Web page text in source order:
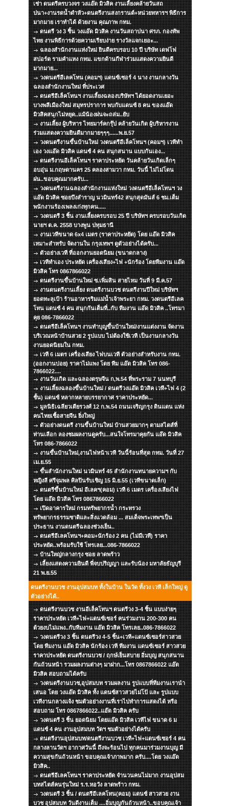
เช่า ดนตรีครบวงจร วงแอ๊ด มิวสิค งานเลี้ยงคล้ายวันสถ
ปนา+งานรดน้ำดำหัว+ดนตรีงานสงกรานต์+หน่วยทหารฯ พิธีการ
มากมาย เราทำได้ ด้วยงาน คุณภาพ กทม.
ดนตรี วง 3 ชิ้น วงแอ๊ด มิวสิค งานวันสถาปนา ศรภ. กองทัพ
ไทย งานพิธีการด้วยความเรียบง่าย รางวัลแจกเยอะ...
ฉลองสำนักงานแห่งใหม่ ยินดีครบรอบ 10 ปี บริษัท เดฟโฟ
สปอร์ต รามคำแหง กทม. แขกด้านกีฬาร่วมแสดงความยินดี
มากมาย...
วงดนตรีอีเลคโทน (คอมฯ) แดนซ์เซอร์ 4 นาง งานกลางวัน
ฉลองสำนักงานใหม่ ที่ประเวศ
ดนตรีอีเล็คโทนฯ งานเลี้ยงฉลองบริษัทฯ ได้ยอดงานเยอะ
บางพลีเมืองใหม่ สมุทรปราการ พบกับแดนซ์ 8 คน ของแอ๊ด
มิวสิคสนุกไม่หยุด..แม้น้องฝนจะถล่ม..ยับ
งานเลี้ยง ผู้บริหาร ไทยมาร์คกรุ๊ป คล้ายวันเกิด ผู้บริหารงาน
ร่วมแสดงความยินดีมากมายๆๆๆ......พ.ย.57
วงดนตรีงานขึ้นบ้านใหม่ วงดนตรีอีเล็คโทนฯ (คอมฯ) เวทีทำ
เอง วงแอ๊ด มิวสิค แดนซ์ 4 คน สนุกสนาน แบบกันเอง...
ดนตรีงานอีเล็คโทนฯ ราคาประหยัด วันคล้ายวันเกิดเล็กๆ
อบอุ่น ม.กฤษดานคร 25 คลองสามวา กทม. วันนี้ ไม่ไม่โดน
ฝน..ขอบคุณมากครับ...
วงดนตรีงานฉลองสำนักงานแห่งใหม่ วงดนตรีอีเล็คโทนฯ วง
แอ๊ด มิวสิค ซอยบึงสำราญ นวมินทร์42 สนุกสุดมันส์ 6 ชม.เต็ม
พนักงานร้องเพลงเก่งทุกคน.....
วงดนตรี 3 ชิ้น งานเลี้ยงครบรอบ 25 ปี บริษัทฯ ครบรอบวันเกิด
นายฯ ต.ค. 2558 บางพูน ปทุมธานี
งานเวทีขนาด 6x4 เมตร (ราคาประหยัด) โดย แอ๊ด มิวสิค
เหมาะสำหรับ จัดงานใน กรุงเทพฯ ดูตัวอย่างได้ครับ...
ตัวอย่างเวที ที่ออกงานยอดนิยม (ขนาดกลาง)
เวทีทำเอง ประหยัด เครื่องเสียง+ไฟ +นักร้อง โดยทีมงาน แอ๊ด
มิวสิค โทร 0867866022
ดนตรีงานขึ้นบ้านใหม่ ซ.เพิ่มสิน สายไหม วันที่ 9 มี.ค.57
งานดนตรีงานเลี้ยง ดนตรีงานบวช ดนตรีงานปีใหม่ บริษัทฯ
ยอดทะลุเป้า ร้านอาหารริมแม่น้ำเจ้าพระยา กทม. วงดนตรีอีเลค
โทน แดนซ์ 4 คน สนุกกันเต็มที่..กับ ทีมงาน แอ๊ด มิวสิค ..โทรมา
คุย 086-7866022
ดนตรีอีเล็คโทนฯ งานทำบุญขึ้นบ้านใหม่/งานแต่งงาน จัดงาน
บริเวณหน้าบ้านสวย 2 รูปแบบ ไม่ต้องใช้เวที เป็นงานกลางวัน
งานยอดนิยมใน กทม.
เวที 6 เมตร เครื่องเสียง ไฟบนเวที ตัวอย่างสำหรับงาน กทม.
(ออกงานบ่อย) ราคาไม่แพง โดย ทีม แอ๊ด มิวสิค โทร 086-
7866022....
งานวันเกิด และฉลองตรุษจีน ก,พ.54 ที่พระราม 7 นนทบุรี
งานเลี้ยงฉลองขึ้นบ้านใหม่ / ดนตรีวงแอ๊ด มิวสิค เวที+ไฟ 4 (2
ชั้น) แดนซ์ หลากหลายบรรยากาศ ราคาประหยัด...
มูลนิธิเฉลียวเตียรวงศ์ 12 ก.พ.54 ถนนเจริญกรุง ดินแดน แห่ง
คนไทยเชื้อสายจีน ยิ่งใหญ่
ตัวอย่างดนตรี งานขึ้นบ้านใหม่ บ้านสวยมากๆ ตามสไตส์ที่
ท่านเลือก ลองชมผลงานดูครับ...สนใจโทรมาคุยกัน แอ๊ด มิวสิค
โทร 086-7866022
งานขึ้นบ้านใหม่,งานไฟหน้าเวที วันนี้ร้อนที่สุด กทม. วันที่ 27
เม.ย.55
ขึ้นสำนักงานใหม่ นวมินทร์ 45 สำนักงานทนายความฯ กับ
หญิงลี ศรีจุมพล ศิลปินรับเชิญ 15 มิ.ย.55 (เวทีขนาดเล็ก)
ดนตรีขึ้นบ้านใหม่ อีเลคฯ(คอม) เวที 6 เมตร เครื่องเสียงไฟ
โดย แอ๊ด มิวสิค โทร 0867866022
เปิดอาคารใหม่ กรมทรัพยากรน้ำ กระทรวง
ทรัพยากรธรรมชาติและสิ่งแวดล้อม ... สมเด็จพระเทพฯเป็น
ประธาน งานดนตรีฉลองช่วงเย็น..
ดนตรีอีเลคโทนฯ+คอม+นักร้อง 2 คน (ไม่มีเวที) ราคา
ประหยัด..พร้อมรับใช้ โทรเลย...086-7866022
บ้านใหญ่กลางกรุง ซอย ลาดพร้าว
เลี้ยงแสดงความยินดี พี่จบปริญญา และรับน้อง มหาลัยธัญบุรี
21 พ.ย.55
ดนตรีงานบวช งานอุปสมบท ทั้งในบ้าน ในวัด ทั้งวง เวที เล็กใหญ่ ดู
ตัวอย่างได้..
ดนตรีงานบวช งานอีเล็คโทนฯ ดนตรีวง 3-4 ชิ้น แบบง่ายๆ
ราคาประหยัด เวที+ไฟ+แดนซ์เซอร์ คนร่วมงาน 200-300 คน
ด้วยงบไม่แพง..กับทีมงาน แอ๊ด มิวสิค โทรเลย..086-7866022
วงดนตรีวง 3 ชิ้น ดนตรีวง 4-5 ชิ้น+เวที+แดนซ์เซอร์สาวสวย
โดย ทีมงาน แอ๊ด มิวสิค นักร้อง เวที ทีมงาน แดนซ์เซอร์ สาวสวย
ราคาประหยัด ดนตรีงานบวช / ฤกษ์เย็นสบาย อิ่มบุญ สนุกสนาน
กันถ้วนหน้า รวมผลงานต่างๆ มาฝาก...โทร 0867866022 แอ๊ด
มิวสิค สอบถามได้ครับ
วงดนตรีงานบวช,อุปสมบท รวมผลงาน รูปแบบที่ทีมงานเรานำ
เสนอ โดย วงแอ๊ด มิวสิค ทั้ง แดนซ์สาวสวยไม่โป้ และ รูปแบบ
เวทีงานกลางแจ้ง ชมตัวอย่างงานที่เราไปทำการแสดงได้ หรือ
สอบถาม โทร 0867866022..แอ๊ด มิวสิค ครับ
วงดนตรี 3 ชิ้น ยอดนิยม โดยแอ๊ด มิวสิค เวทีไฟ ขนาด 6 ม
แดนซ์ 4 คน งานอุปสมบท วัดฯ ชมตัวอย่างได้ครับ
ดนตรีงานอุปสมบท/ดนตรีงานบวช เวที+ไฟ+แดนซ์เซอร์ 4 คน
กลางลานวัดฯ อากาศวันนี้ ถึงจะร้อนไป ทุกคนมาร่วมงานบุญ มี
ความสุขกันถ้วนหน้า ขอบคุณเจ้าภาพมาก ครับ....โดย วงแอ๊ด
มิวสิค..
ดนตรีอีเลคโทนฯ ราคาประหยัด จำนวนคนไม่มาก งานอุปสม
บทสไตส์คนรุ่นใหม่ ร.ร.หอวัง ลาดพร้าว กทม.
วงดนตรี 3 ชิ้น / ดนตรีอีเลคโทน(คอม) แดนซ์ สาวสวย งาน
บวช อุปสมบท วันดีงานเต็ม ....อิ่มบุญกันถ้วนหน้า..ขอบคุณเจ้า